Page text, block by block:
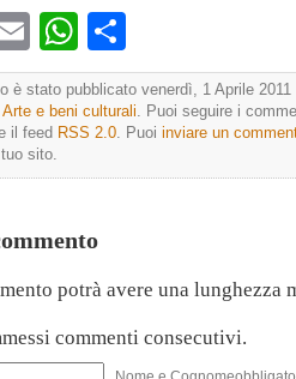
EmailWhatsApp
è stato pubblicato venerdì, 1 Aprile 2011
Arte e beni culturali. Puoi seguire i
il feed RSS 2.0. Puoi inviare un
sito.
potrà avere una lunghezza
commenti consecutivi.